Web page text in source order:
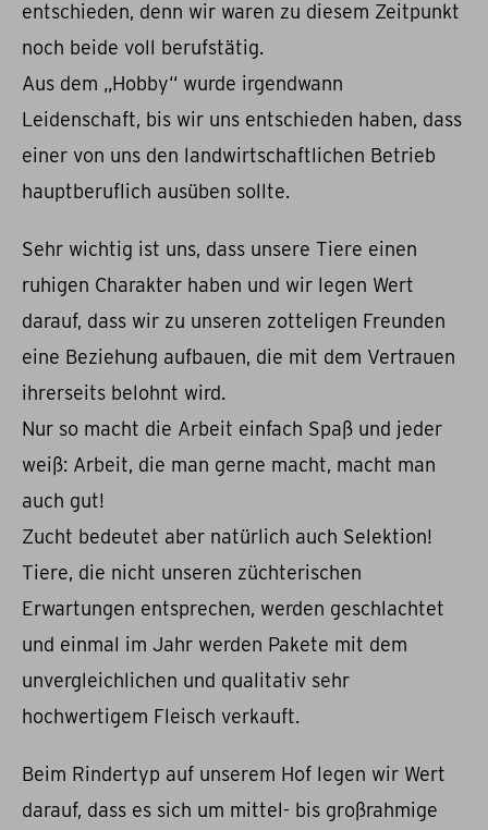
entschieden, denn wir waren zu diesem Zeitpunkt
noch beide voll berufstätig.
Aus dem „Hobby“ wurde irgendwann
Leidenschaft, bis wir uns entschieden haben, dass
einer von uns den landwirtschaftlichen Betrieb
hauptberuflich ausüben sollte.
Sehr wichtig ist uns, dass unsere Tiere einen
ruhigen Charakter haben und wir legen Wert
darauf, dass wir zu unseren zotteligen Freunden
eine Beziehung aufbauen, die mit dem Vertrauen
ihrerseits belohnt wird.
Nur so macht die Arbeit einfach Spaß und jeder
weiß: Arbeit, die man gerne macht, macht man
auch gut!
Zucht bedeutet aber natürlich auch Selektion!
Tiere, die nicht unseren züchterischen
Erwartungen entsprechen, werden geschlachtet
und einmal im Jahr werden Pakete mit dem
unvergleichlichen und qualitativ sehr
hochwertigem Fleisch verkauft.
Beim Rindertyp auf unserem Hof legen wir Wert
darauf, dass es sich um mittel- bis großrahmige